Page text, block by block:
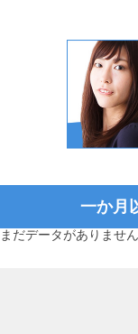
一か月
まだデータがありません